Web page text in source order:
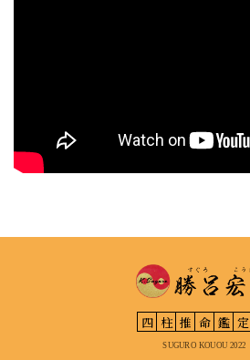
四 柱 推 命 鑑 定
SUGURO KOUOU 2022